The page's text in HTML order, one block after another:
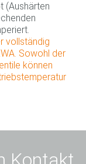
(Aushärten
vollständig
Sowohl der
können